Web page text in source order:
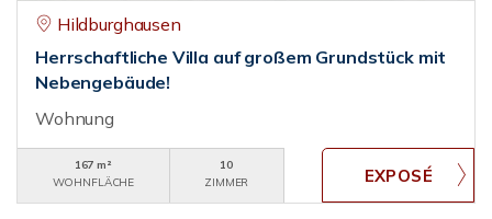
Hildburghausen
Herrschaftliche Villa auf großem Grundstück mit
Nebengebäude!
Wohnung
167 m²
WOHNFLÄCHE
10
ZIMMER